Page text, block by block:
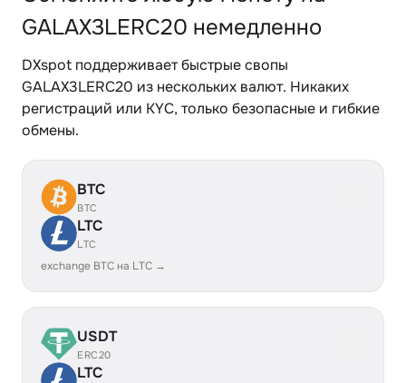
GALAX3LERC20 немедленно
DXspot поддерживает быстрые свопы
GALAX3LERC20 из нескольких валют. Никаких
регистраций или KYC, только безопасные и гибкие
обмены.
BTC
BTC
LTC
LTC
exchange BTC на LTC →
USDT
ERC20
LTC